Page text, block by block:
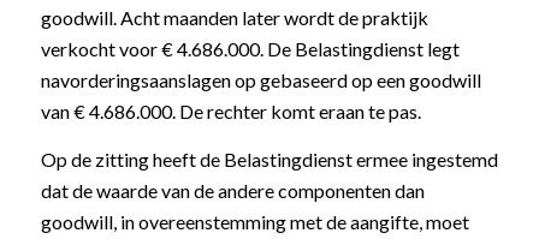
goodwill. Acht maanden later wordt de praktijk
verkocht voor € 4.686.000. De Belastingdienst legt
navorderingsaanslagen op gebaseerd op een goodwill
van € 4.686.000. De rechter komt eraan te pas.
Op de zitting heeft de Belastingdienst ermee ingestemd
dat de waarde van de andere componenten dan
goodwill, in overeenstemming met de aangifte, moet